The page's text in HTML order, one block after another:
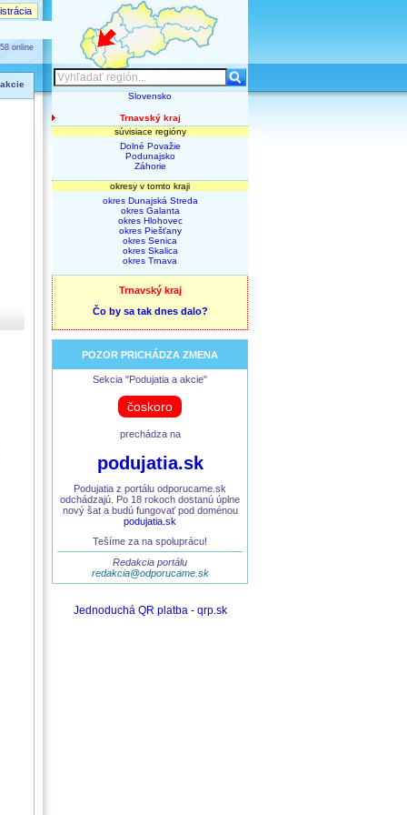
online
Slovensko
Trnavský kraj
súvisiace regióny
Dolné Považie
Podunajsko
Záhorie
okresy v tomto kraji
okres Dunajská Streda
okres Galanta
okres Hlohovec
okres Piešťany
okres Senica
okres Skalica
okres Trnava
Trnavský kraj
Čo by sa tak dnes dalo?
POZOR PRICHÁDZA ZMENA
Sekcia "Podujatia a akcie"
čoskoro
prechádza na
podujatia.sk
Podujatia z portálu odporucame.sk
odchádzajú. Po 18 rokoch dostanú úplne
nový šat a budú fungovať pod doménou
podujatia.sk
Tešíme za na spoluprácu!
Redakcia portálu
redakcia@odporucame.sk
Jednoduchá QR platba - qrp.sk